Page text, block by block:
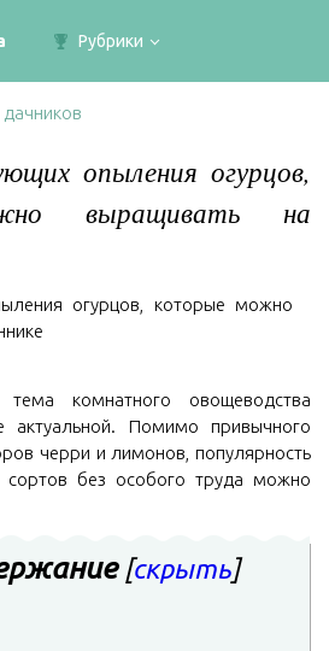
Рубрики
опыления огурцов,
выращивать на
комнатного овощеводства
актуальной. Помимо привычного
черри и лимонов, популярность
без особого труда можно
[скрыть]